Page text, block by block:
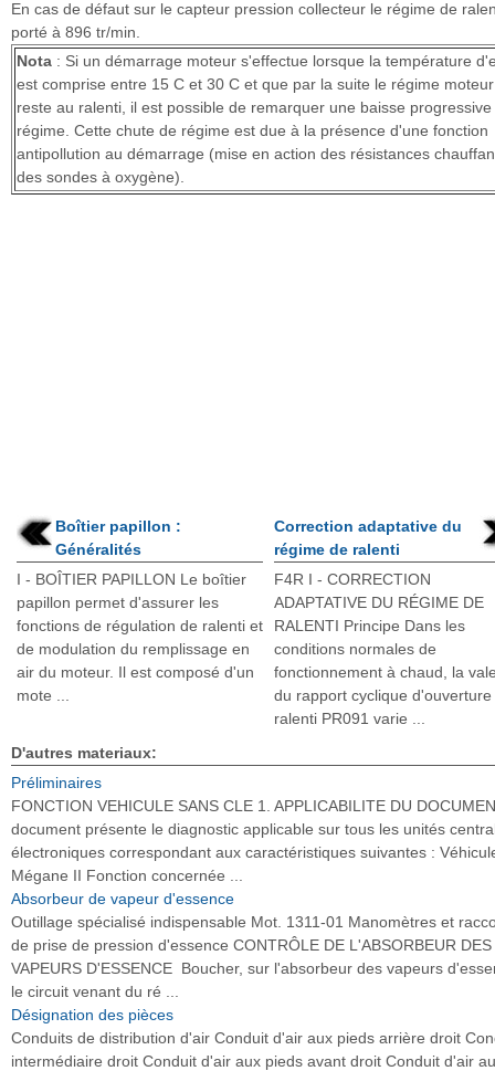
En cas de défaut sur le capteur pression collecteur le régime de
porté à 896 tr/min.
Nota : Si un démarrage moteur s'effectue lorsque la température
est comprise entre 15 C et 30 C et que par la suite le régime moteur
reste au ralenti, il est possible de remarquer une baisse progressive
régime. Cette chute de régime est due à la présence d'une fonction
antipollution au démarrage (mise en action des résistances
des sondes à oxygène).
Boîtier papillon :
Généralités
I - BOÎTIER PAPILLON Le boîtier
papillon permet d'assurer les
fonctions de régulation de ralenti et
de modulation du remplissage en
air du moteur. Il est composé d'un
mote ...
Correction adaptative du
régime de ralenti
F4R I - CORRECTION
ADAPTATIVE DU RÉGIME DE
RALENTI Principe Dans les
conditions normales de
fonctionnement à chaud, la
du rapport cyclique d'ouverture
ralenti PR091 varie ...
D'autres materiaux:
Préliminaires
FONCTION VEHICULE SANS CLE 1. APPLICABILITE DU
document présente le diagnostic applicable sur tous les unités
électroniques correspondant aux caractéristiques suivantes :
Mégane II Fonction concernée ...
Absorbeur de vapeur d'essence
Outillage spécialisé indispensable Mot. 1311-01 Manomètres et
de prise de pression d'essence CONTRÔLE DE L'ABSORBEUR DES
VAPEURS D'ESSENCE Boucher, sur l'absorbeur des vapeurs
le circuit venant du ré ...
Désignation des pièces
Conduits de distribution d'air Conduit d'air aux pieds arrière droit
intermédiaire droit Conduit d'air aux pieds avant droit Conduit d'air